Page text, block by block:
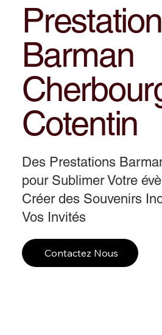
Prestation
Barman
Cotentin
Des Prestations
pour Sublimer Votre
Créer des Souvenirs
Vos Invités
Contactez Nous